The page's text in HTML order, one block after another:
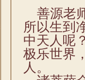
善源老
所以生到
中天人呢
极乐世界
人。